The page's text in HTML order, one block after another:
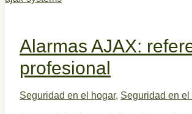
Alarmas AJAX:
profesional
Seguridad en el hogar, Seguridad en